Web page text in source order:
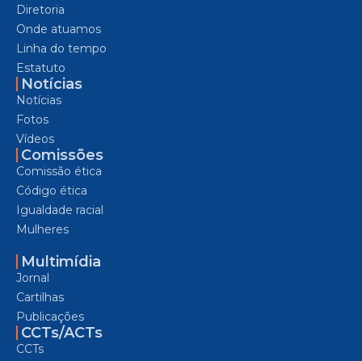
Diretoria
Onde atuamos
Linha do tempo
Estatuto
Notícias
Notícias
Fotos
Vídeos
Comissões
Comissão ética
Código ética
Igualdade racial
Mulheres
Multimídia
Jornal
Cartilhas
Publicações
CCTs/ACTs
CCTs